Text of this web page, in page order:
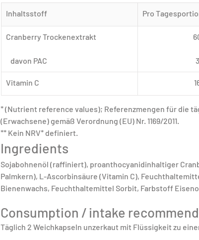
Inhaltsstoff Pro
Cranberry Trockenextrakt
   davon PAC
Vitamin C
* (Nutrient reference values); Referenzmengen für die
(Erwachsene) gemäß Verordnung (EU) Nr. 1169/2011.
** Kein NRV* definiert.
Ingredients
Sojabohnenöl (raffiniert), proanthocyanidinhaltiger
Palmkern), L-Ascorbinsäure (Vitamin C),
Bienenwachs, Feuchthaltemittel Sorbit, Farbstoff
Consumption / intake
Täglich 2 Weichkapseln unzerkaut mit Flüssigkeit zu